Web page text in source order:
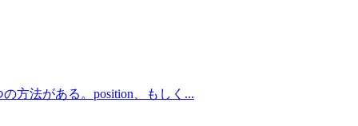
方法がある。position、もしく...